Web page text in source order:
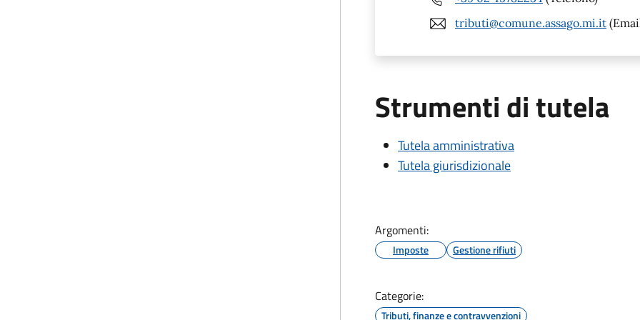
tributi@comune.assago.mi.it
Strumenti di tutela
Tutela amministrativa
Tutela giurisdizionale
Argomenti:
Imposte Gestione rifiuti
Categorie:
Tributi, finanze e contravvenzioni